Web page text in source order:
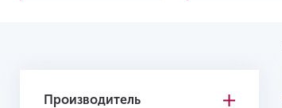
Производитель